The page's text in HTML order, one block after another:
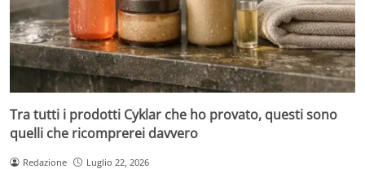
Tra tutti i prodotti Cyklar che ho provato, questi sono
quelli che ricomprerei davvero
Redazione Luglio 22, 2026